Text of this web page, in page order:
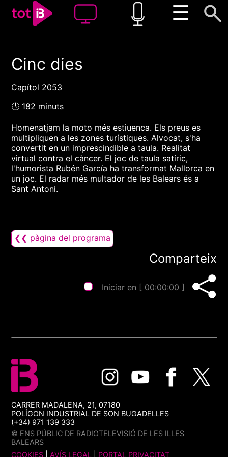
☰
00:00 00:00
Cinc dies
Capítol 2053
🕓 182 minuts
Homenatjam la moto més estiuenca. Els preus es
multipliquen a les zones turístiques. Alvocat, s'ha
convertit en un imprescindible a taula. Realitat
virtual contra el càncer. El joc de taula satíric,
l'humorista Rubén García ha transformat Mallorca en
un joc. El radar més multador de les Balears és a
Sant Antoni.
❮❮ pàgina del programa
Comparteix
Iniciar en [ 00:00:00 ]
CARRER MADALENA, 21, 07180
POLÍGON INDUSTRIAL DE SON BUGADELLES
(+34) 971 139 333
© ENS PÚBLIC DE RADIOTELEVISIÓ DE LES ILLES
BALEARS
COOKIES
AVÍS LEGAL PORTAL PRIVACITAT